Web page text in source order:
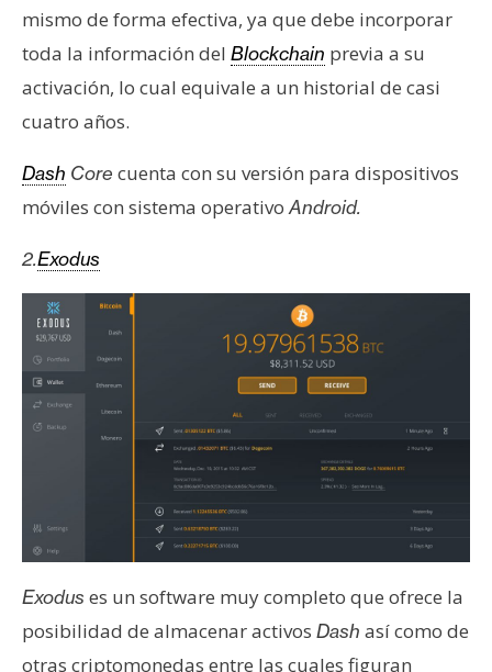
i
d
a
mismo de forma efectiva, ya que debe incorporar
toda la información del Blockchain previa a su
activación, lo cual equivale a un historial de casi
cuatro años.
Dash Core cuenta con su versión para dispositivos
móviles con sistema operativoAndroid.
2.Exodus
Exodus es un software muy completo que ofrece la
posibilidad de almacenar activos Dash así como de
otras criptomonedas entre las cuales figuran